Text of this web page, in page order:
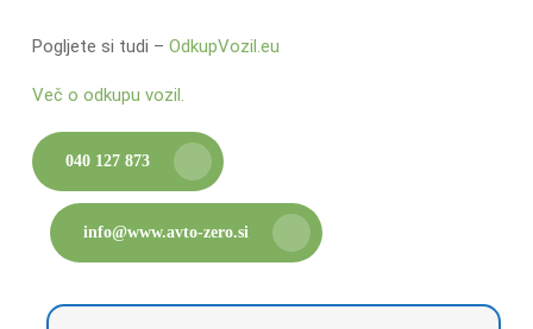
Pogljete si tudi – OdkupVozil.eu
Več o odkupu vozil.
040 127 873
info@www.avto-zero.si